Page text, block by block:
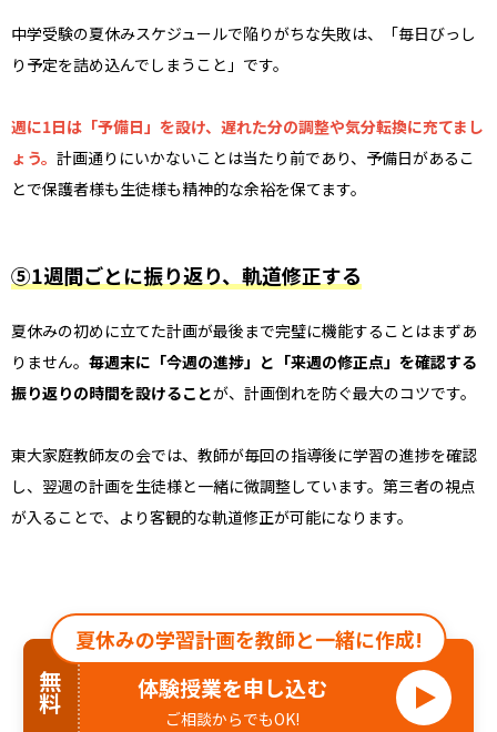
中学受験の夏休みスケジュールで陥りがちな失敗は、「毎日びっし
り予定を詰め込んでしまうこと」です。
週に1日は「予備日」を設け、遅れた分の調整や気分転換に充てまし
ょう。 計画通りにいかないことは当たり前であり、予備日があるこ
とで保護者様も生徒様も精神的な余裕を保てます。
⑤1週間ごとに振り返り、軌道修正する
夏休みの初めに立てた計画が最後まで完璧に機能することはまずあ
りません。 毎週末に「今週の進捗」と「来週の修正点」を確認する
振り返りの時間を設けることが、計画倒れを防ぐ最大のコツです。
東大家庭教師友の会では、教師が毎回の指導後に学習の進捗を確認
し、翌週の計画を生徒様と一緒に微調整しています。第三者の視点
が入ることで、より客観的な軌道修正が可能になります。
夏休みの学習計画を教師と一緒に作成!
無料 体験授業を申し込む
ご相談からでもOK!